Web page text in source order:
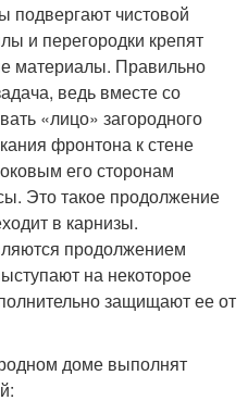
чистовой
и перегородки крепят
материалы. Правильно
ведь вместе со
«лицо» загородного
фронтона к стене
его сторонам
Это такое продолжение
в карнизы.
продолжением
на некоторое
защищают ее от
доме выполнят